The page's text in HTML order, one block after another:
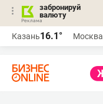
забронируй
валюту
Казань16.1° Москва